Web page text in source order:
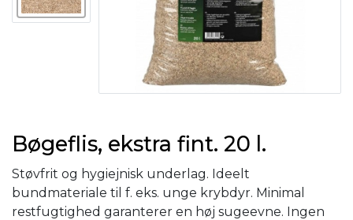
Bøgeflis, ekstra fint. 20 l.
Støvfrit og hygiejnisk underlag. Ideelt
bundmateriale til f. eks. unge krybdyr. Minimal
restfugtighed garanterer en høj sugeevne. Ingen